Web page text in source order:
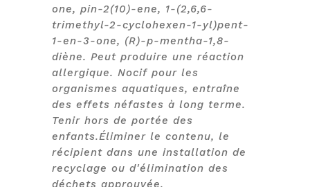
one, pin-2(10)-ene, 1-(2,6,6-
trimethyl-2-cyclohexen-1-yl)pent-
1-en-3-one, (R)-p-mentha-1,8-
diène. Peut produire une réaction
allergique. Nocif pour les
organismes aquatiques, entraîne
des effets néfastes à long terme.
Tenir hors de portée des
enfants.Éliminer le contenu, le
récipient dans une installation de
recyclage ou d'élimination des
déchets approuvée.